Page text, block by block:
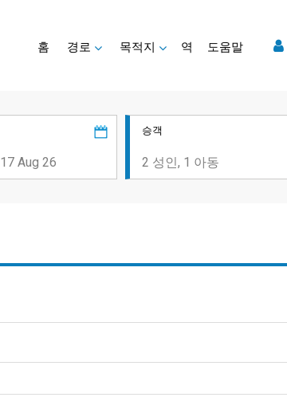
홈 경로 목적지 역 도움말
승객